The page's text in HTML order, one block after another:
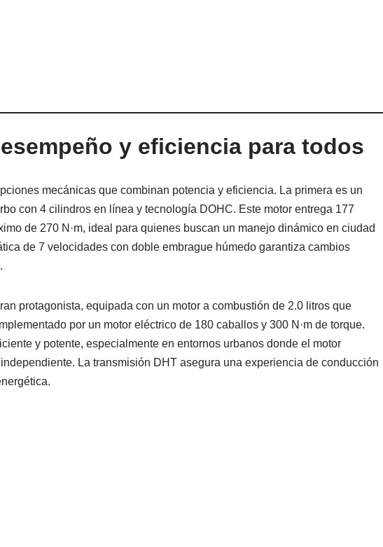
y eficiencia para todos
mecánicas que combinan potencia y eficiencia. La primera es un
con 4 cilindros en línea y tecnología DOHC. Este motor entrega 177
de 270 N·m, ideal para quienes buscan un manejo dinámico en ciudad
de 7 velocidades con doble embrague húmedo garantiza cambios
protagonista, equipada con un motor a combustión de 2.0 litros que
por un motor eléctrico de 180 caballos y 300 N·m de torque.
y potente, especialmente en entornos urbanos donde el motor
La transmisión DHT asegura una experiencia de conducción